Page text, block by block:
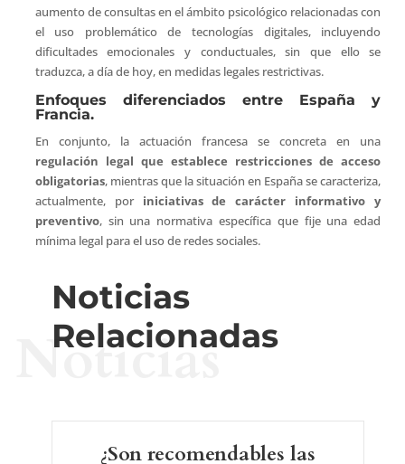
aumento de consultas en el ámbito psicológico relacionadas con
el uso problemático de tecnologías digitales, incluyendo
dificultades emocionales y conductuales, sin que ello se
traduzca, a día de hoy, en medidas legales restrictivas.
Enfoques diferenciados entre España y
Francia.
En conjunto, la actuación francesa se concreta en una
regulación legal que establece restricciones de acceso
obligatorias, mientras que la situación en España se caracteriza,
actualmente, por iniciativas de carácter informativo y
preventivo, sin una normativa específica que fije una edad
mínima legal para el uso de redes sociales.
Noticias
Relacionadas
Noticias
¿Son recomendables las